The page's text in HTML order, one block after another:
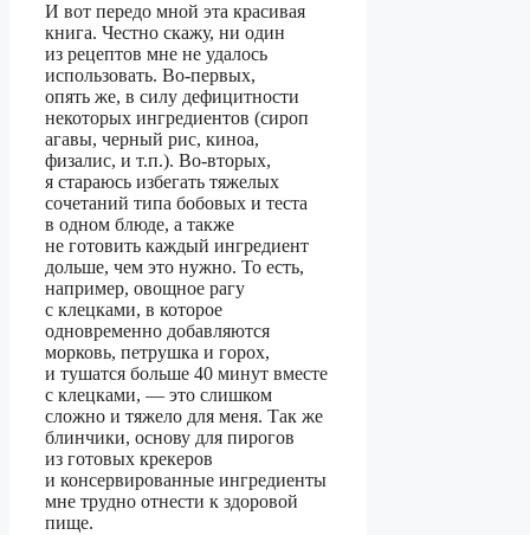
И вот передо мной эта красивая
книга. Честно скажу, ни один
из рецептов мне не удалось
использовать. Во-первых,
опять же, в силу дефицитности
некоторых ингредиентов (сироп
агавы, черный рис, киноа,
физалис, и т.п.). Во-вторых,
я стараюсь избегать тяжелых
сочетаний типа бобовых и теста
в одном блюде, а также
не готовить каждый ингредиент
дольше, чем это нужно. То есть,
например, овощное рагу
с клецками, в которое
одновременно добавляются
морковь, петрушка и горох,
и тушатся больше 40 минут вместе
с клецками, — это слишком
сложно и тяжело для меня. Так же
блинчики, основу для пирогов
из готовых крекеров
и консервированные ингредиенты
мне трудно отнести к здоровой
пище.